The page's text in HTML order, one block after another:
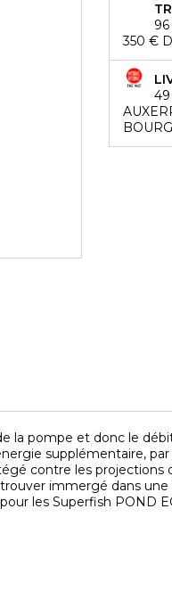
350 €
la pompe et donc le
supplémentaire,
contre les projections
immergé dans
les Superfish POND